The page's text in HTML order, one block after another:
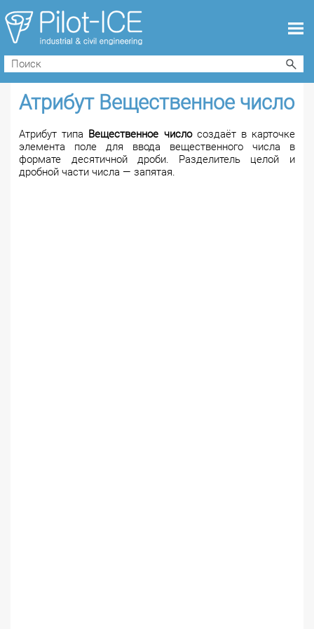
Атрибут Вещественное число
Атрибут типа Вещественное числосоздаёт в карточке
элемента поле для ввода вещественного числа в
формате десятичной дроби. Разделитель целой и
дробной части числа — запятая.